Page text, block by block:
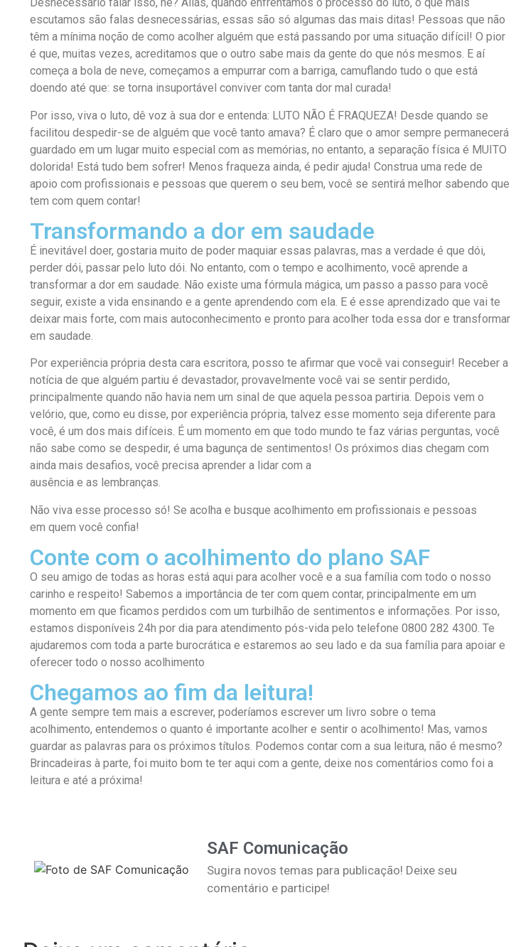
escutamos são falas desnecessárias, essas são só algumas das mais ditas! Pessoas que não
têm a mínima noção de como acolher alguém que está passando por uma situação difícil! O pior
é que, muitas vezes, acreditamos que o outro sabe mais da gente do que nós mesmos. E aí
começa a bola de neve, começamos a empurrar com a barriga, camuflando tudo o que está
doendo até que: se torna insuportável conviver com tanta dor mal curada!
Por isso, viva o luto, dê voz à sua dor e entenda: LUTO NÃO É FRAQUEZA! Desde quando se
facilitou despedir-se de alguém que você tanto amava? É claro que o amor sempre permanecerá
guardado em um lugar muito especial com as memórias, no entanto, a separação física é MUITO
dolorida! Está tudo bem sofrer! Menos fraqueza ainda, é pedir ajuda! Construa uma rede de
apoio com profissionais e pessoas que querem o seu bem, você se sentirá melhor sabendo que
tem com quem contar!
Transformando a dor em saudade
É inevitável doer, gostaria muito de poder maquiar essas palavras, mas a verdade é que dói,
perder dói, passar pelo luto dói. No entanto, com o tempo e acolhimento, você aprende a
transformar a dor em saudade. Não existe uma fórmula mágica, um passo a passo para você
seguir, existe a vida ensinando e a gente aprendendo com ela. E é esse aprendizado que vai te
deixar mais forte, com mais autoconhecimento e pronto para acolher toda essa dor e transformar
em saudade.
Por experiência própria desta cara escritora, posso te afirmar que você vai conseguir! Receber a
notícia de que alguém partiu é devastador, provavelmente você vai se sentir perdido,
principalmente quando não havia nem um sinal de que aquela pessoa partiria. Depois vem o
velório, que, como eu disse, por experiência própria, talvez esse momento seja diferente para
você, é um dos mais difíceis. É um momento em que todo mundo te faz várias perguntas, você
não sabe como se despedir, é uma bagunça de sentimentos! Os próximos dias chegam com
ainda mais desafios, você precisa aprender a lidar com a
ausência e as lembranças.
Não viva esse processo só! Se acolha e busque acolhimento em profissionais e pessoas
em quem você confia!
Conte com o acolhimento do plano SAF
O seu amigo de todas as horas está aqui para acolher você e a sua família com todo o nosso
carinho e respeito! Sabemos a importância de ter com quem contar, principalmente em um
momento em que ficamos perdidos com um turbilhão de sentimentos e informações. Por isso,
estamos disponíveis 24h por dia para atendimento pós-vida pelo telefone 0800 282 4300. Te
ajudaremos com toda a parte burocrática e estaremos ao seu lado e da sua família para apoiar e
oferecer todo o nosso acolhimento
Chegamos ao fim da leitura!
A gente sempre tem mais a escrever, poderíamos escrever um livro sobre o tema
acolhimento, entendemos o quanto é importante acolher e sentir o acolhimento! Mas, vamos
guardar as palavras para os próximos títulos. Podemos contar com a sua leitura, não é mesmo?
Brincadeiras à parte, foi muito bom te ter aqui com a gente, deixe nos comentários como foi a
leitura e até a próxima!
SAF Comunicação
Sugira novos temas para publicação! Deixe seu
comentário e participe!